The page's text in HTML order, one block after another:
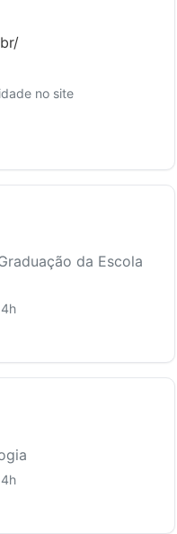
no site
da Escola